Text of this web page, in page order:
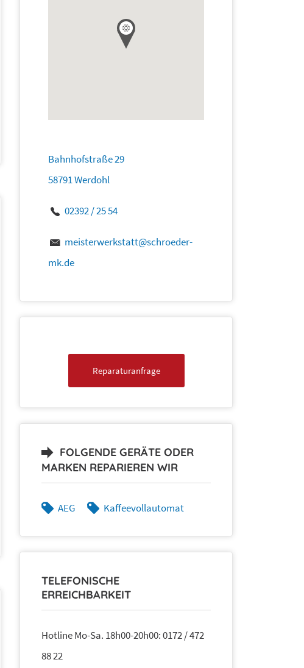
Bahnhofstraße 29
58791 Werdohl
02392 / 25 54
meisterwerkstatt@schroeder-
mk.de
Reparaturanfrage
FOLGENDE GERÄTE ODER
MARKEN REPARIEREN WIR
AEG Kaffeevollautomat
TELEFONISCHE
ERREICHBARKEIT
Hotline Mo-Sa. 18h00-20h00: 0172 / 472
88 22